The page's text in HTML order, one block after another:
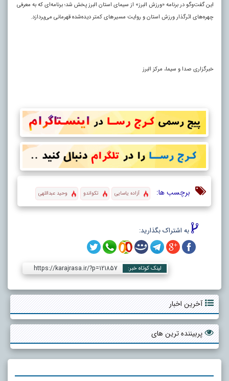
این گفت‌و‌گو در برنامه «ورزش البرز» از سیمای استان البرز پخش شد؛ برنامه‌ای که به معرفی
چهره‌های اثرگذار ورزش استان و روایت مسیر‌های کمتر دیده‌شده قهرمانی می‌پردازد.
خبرگزاری صدا و سیما، مرکز البرز
برچسب ها: آزاده یاسایی تکواندو وحید عبداللهی
به اشتراک بگذارید:
لینک کوتاه خبر: https://karajrasa.ir/?p=121857
آخرین اخبار
پربیننده ترین های